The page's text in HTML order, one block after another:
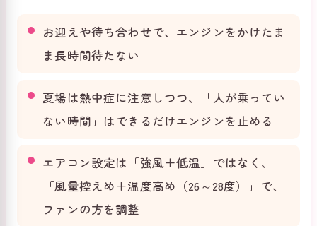
お迎えや待ち合わせで、エンジンをかけたま
ま長時間待たない
夏場は熱中症に注意しつつ、「人が乗ってい
ない時間」はできるだけエンジンを止める
エアコン設定は「強風＋低温」ではなく、
「風量控えめ＋温度高め（26～28度）」で、
ファンの方を調整